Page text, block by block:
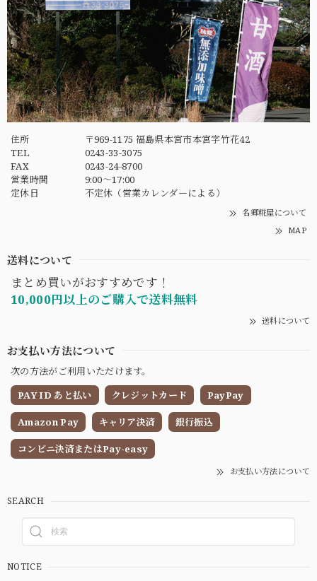
住所
〒969-1175 福島県本宮市本宮字竹花42
TEL
0243-33-3075
FAX
0243-24-8700
営業時間
9:00〜17:00
定休日
不定休（営業カレンダーによる）
名郷糀屋について
MAP
送料について
まとめ買いがおすすめです！
10,000円以上のご購入で送料無料
送料について
お支払い方法について
次の方法がご利用いただけます。
PAY ID あと払い
クレジットカード PayPay
Amazon Pay キャリア決済 銀行振込
コンビニ決済またはPay-easy
お支払い方法について
SEARCH
NOTICE